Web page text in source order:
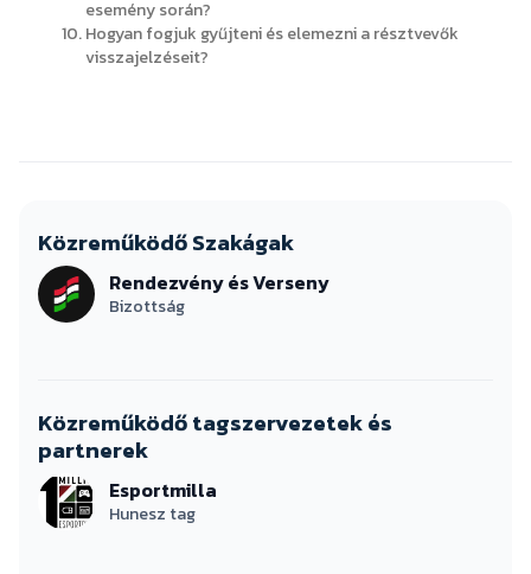
esemény során?
Hogyan fogjuk gyűjteni és elemezni a résztvevők
visszajelzéseit?
Közreműködő Szakágak
Rendezvény és Verseny
Bizottság
Közreműködő tagszervezetek és
partnerek
Esportmilla
Hunesz tag